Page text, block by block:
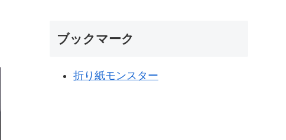
ブックマーク
折り紙モンスター